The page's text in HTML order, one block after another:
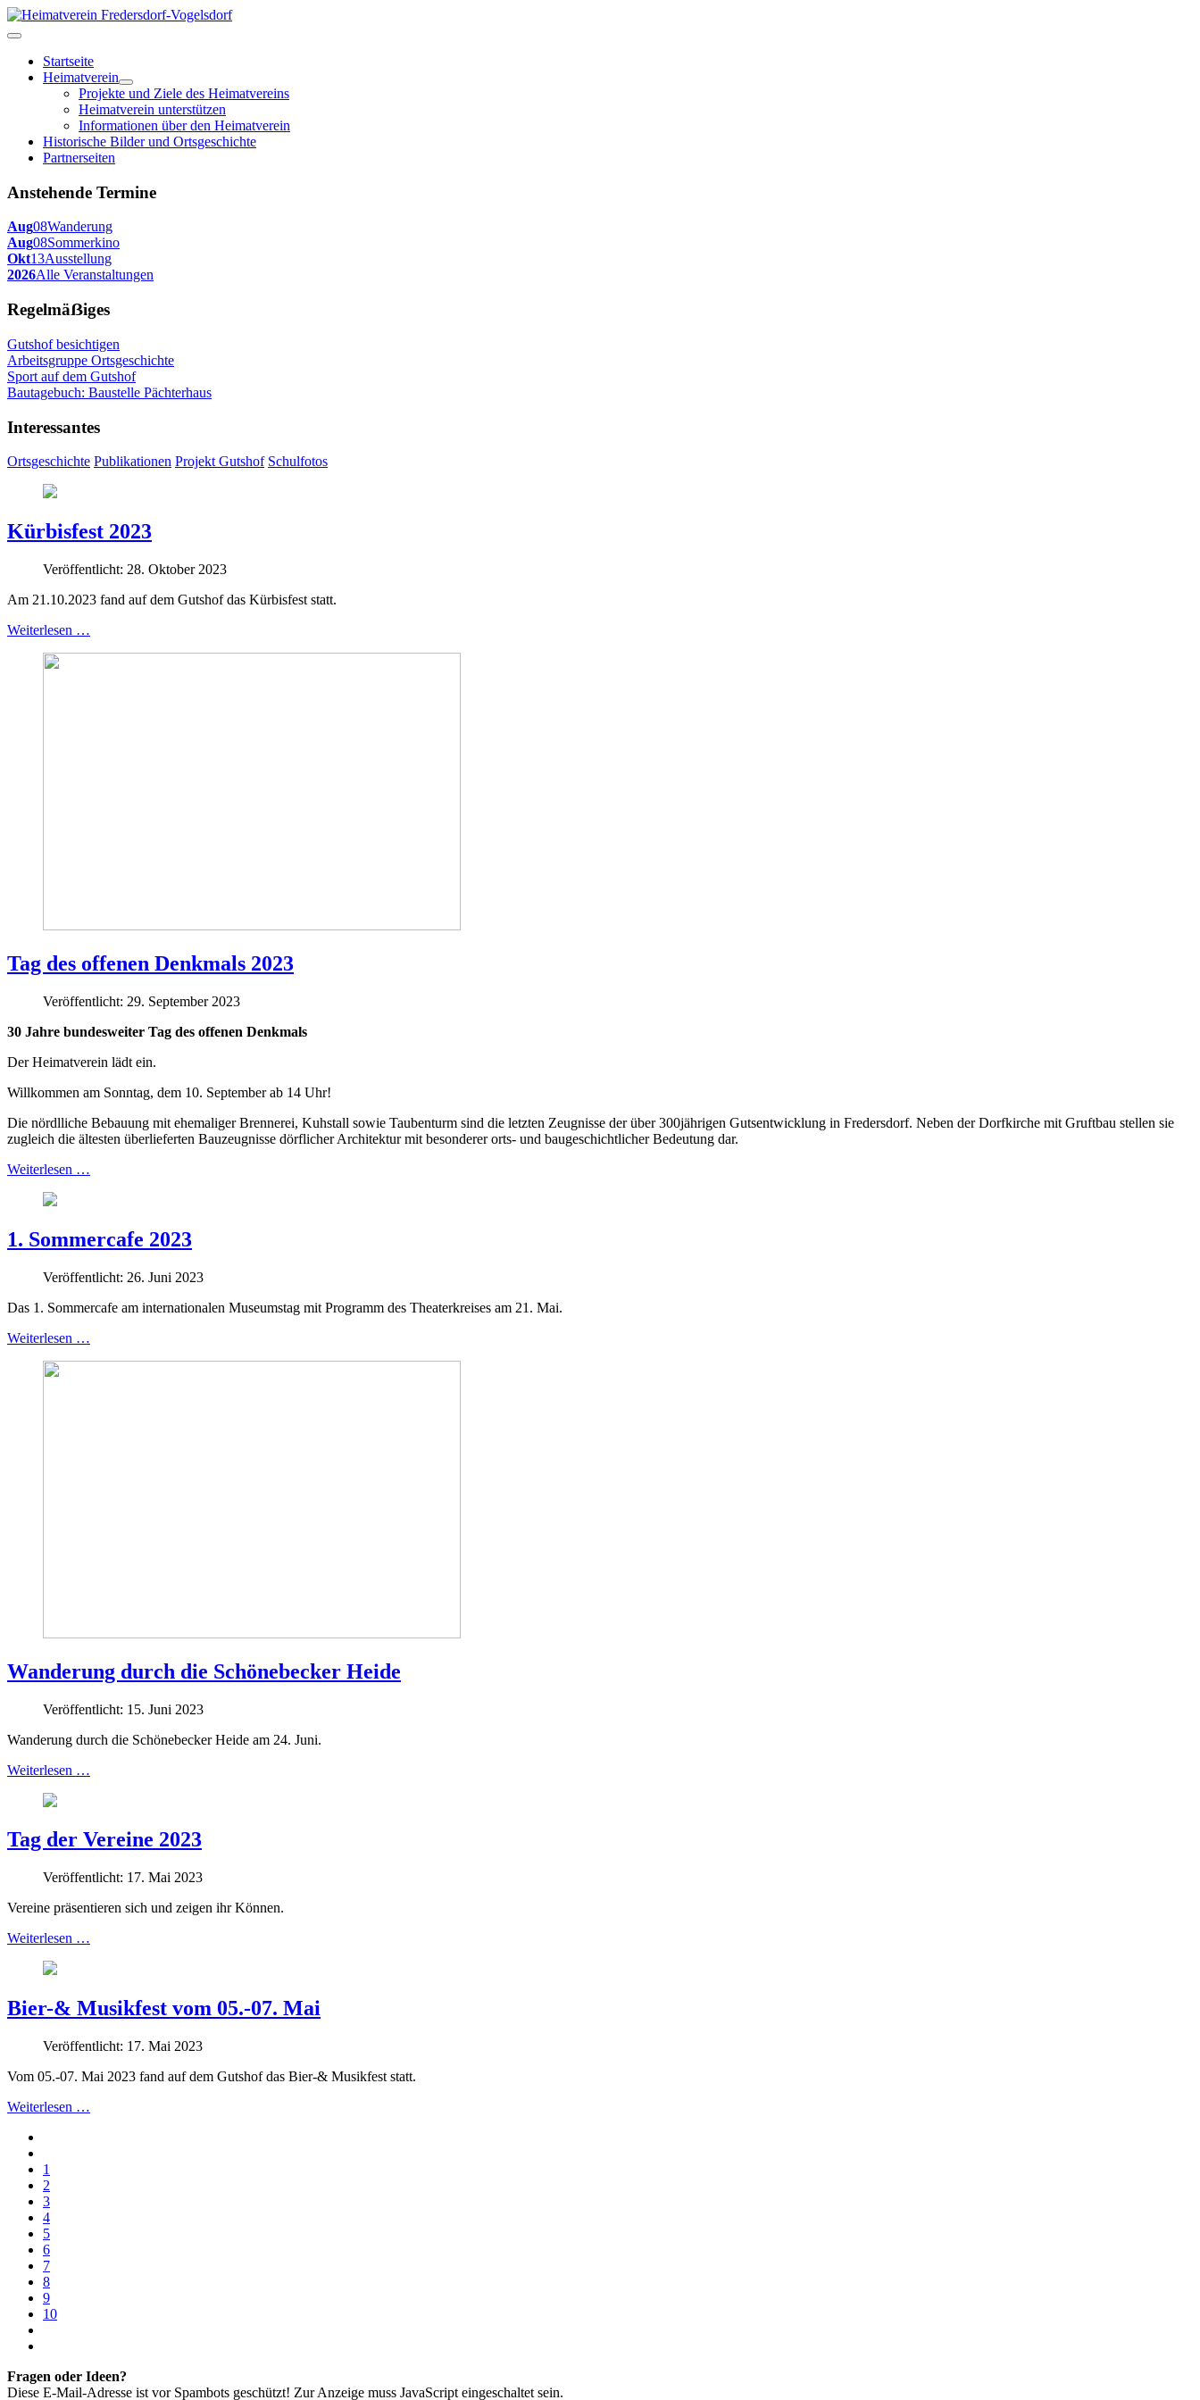
Startseite
Heimatverein
Projekte und Ziele des Heimatvereins
Heimatverein unterstützen
Informationen über den Heimatverein
Historische Bilder und Ortsgeschichte
Partnerseiten
Anstehende Termine
Aug08Wanderung
Aug08Sommerkino
Okt13Ausstellung
2026Alle Veranstaltungen
Regelmäẞiges
Gutshof besichtigen
Arbeitsgruppe Ortsgeschichte
Sport auf dem Gutshof
Bautagebuch: Baustelle Pächterhaus
Interessantes
Ortsgeschichte Publikationen Projekt Gutshof Schulfotos
Kürbisfest 2023
Veröffentlicht: 28. Oktober 2023
Am 21.10.2023 fand auf dem Gutshof das Kürbisfest statt.
Weiterlesen …
Tag des offenen Denkmals 2023
Veröffentlicht: 29. September 2023
30 Jahre bundesweiter Tag des offenen Denkmals
Der Heimatverein lädt ein.
Willkommen am Sonntag, dem 10. September ab 14 Uhr!
Die nördlliche Bebauung mit ehemaliger Brennerei, Kuhstall sowie Taubenturm sind die letzten Zeugnisse der über 300jährigen Gutsentwicklung in Fredersdorf. Neben der Dorfkirche mit Gruftbau stellen sie
zugleich die ältesten überlieferten Bauzeugnisse dörflicher Architektur mit besonderer orts- und baugeschichtlicher Bedeutung dar.
Weiterlesen …
1. Sommercafe 2023
Veröffentlicht: 26. Juni 2023
Das 1. Sommercafe am internationalen Museumstag mit Programm des Theaterkreises am 21. Mai.
Weiterlesen …
Wanderung durch die Schönebecker Heide
Veröffentlicht: 15. Juni 2023
Wanderung durch die Schönebecker Heide am 24. Juni.
Weiterlesen …
Tag der Vereine 2023
Veröffentlicht: 17. Mai 2023
Vereine präsentieren sich und zeigen ihr Können.
Weiterlesen …
Bier-& Musikfest vom 05.-07. Mai
Veröffentlicht: 17. Mai 2023
Vom 05.-07. Mai 2023 fand auf dem Gutshof das Bier-& Musikfest statt.
Weiterlesen …
1
2
3
4
5
6
7
8
9
10
Fragen oder Ideen?
Diese E-Mail-Adresse ist vor Spambots geschützt! Zur Anzeige muss JavaScript eingeschaltet sein.